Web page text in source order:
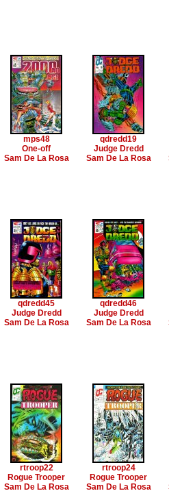
mps48
One-off
Sam De La Rosa
qdredd19
Judge Dredd
Sam De La Rosa
qdredd45
Judge Dredd
Sam De La Rosa
qdredd46
Judge Dredd
Sam De La Rosa
rtroop22
Rogue Trooper
Sam De La Rosa
rtroop24
Rogue Trooper
Sam De La Rosa